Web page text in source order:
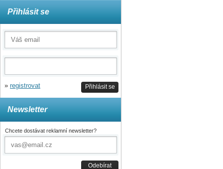
Přihlásit se
Přihlásit se
» registrovat
Newsletter
Chcete dostávat reklamní newsletter?
Odebírat